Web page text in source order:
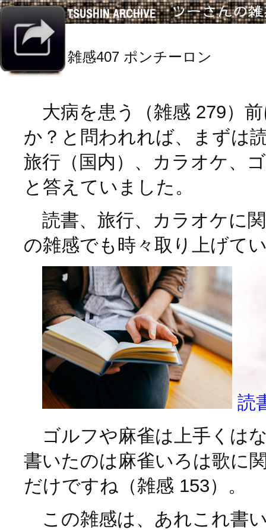
雑感407 ポンチーロン
大病を患う（雑感 279）
か？と問われれば、まずは
旅行（国内）、カラオケ、
と答えていました。
読書、旅行、カラオケに
の雑感でも時々取り上げて
読
ゴルフや麻雀は上手くは
書いたのは麻雀いろは歌に
だけですね（雑感 153）。
この雑感は、あれこれ書